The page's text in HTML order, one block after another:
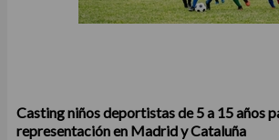
Casting niños deportistas de 5 a 15 años
representación en Madrid y Cataluña